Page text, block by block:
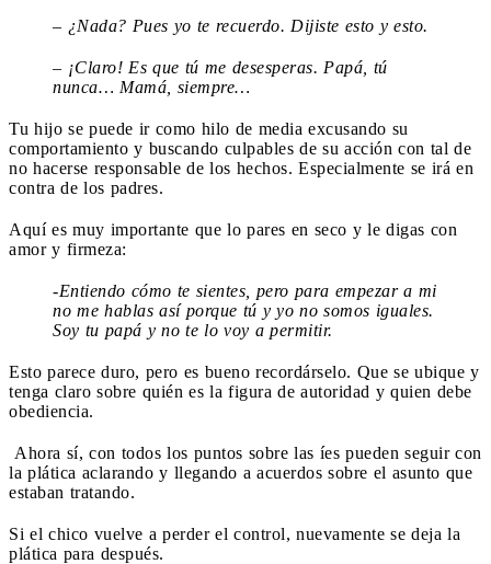
– ¿Nada? Pues yo te recuerdo. Dijiste esto y esto.
– ¡Claro! Es que tú me desesperas. Papá, tú
nunca… Mamá, siempre…
Tu hijo se puede ir como hilo de media excusando su
comportamiento y buscando culpables de su acción con tal de
no hacerse responsable de los hechos. Especialmente se irá en
contra de los padres.
Aquí es muy importante que lo pares en seco y le digas con
amor y firmeza:
-Entiendo cómo te sientes, pero para empezar a mi
no me hablas así porque tú y yo no somos iguales.
Soy tu papá y no te lo voy a permitir.
Esto parece duro, pero es bueno recordárselo. Que se ubique y
tenga claro sobre quién es la figura de autoridad y quien debe
obediencia.
Ahora sí, con todos los puntos sobre las íes pueden seguir con
la plática aclarando y llegando a acuerdos sobre el asunto que
estaban tratando.
Si el chico vuelve a perder el control, nuevamente se deja la
plática para después.